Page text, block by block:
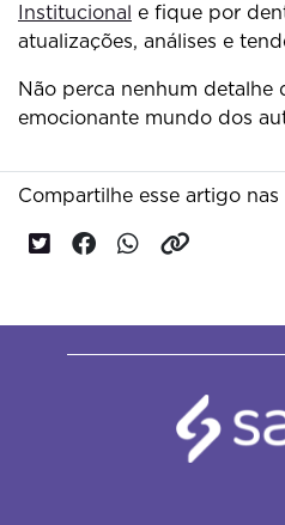
Institucional e fique por
atualizações, análises e
Não perca nenhum detalhe
emocionante mundo dos
Compartilhe esse artigo nas